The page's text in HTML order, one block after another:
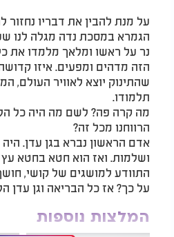
על מנת להבין את דבריו נחזור
הגמרא במסכת נדה מגלה לנו
נר על ראשו ומלאך מלמדו את
הזה מדהים ומפעים. איזו
שהתינוק יוצא לאוויר העולם,
תלמודו.
מה קרה פה? לשם מה היה כל
הרווחנו מכל זה?
אדם הראשון נברא בגן עדן.
ושלמות. ואז הוא חטא בחטא
התוודע למושגים של קושי,
על כך? אז כל הבריאה וגן עדן
המלצות נוספות